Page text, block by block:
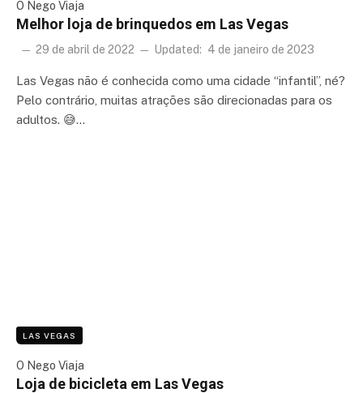
O Nego Viaja
Melhor loja de brinquedos em Las Vegas
29 de abril de 2022 Updated: 4 de janeiro de 2023
Las Vegas não é conhecida como uma cidade “infantil”, né?
Pelo contrário, muitas atrações são direcionadas para os
adultos. 😅…
LAS VEGAS
O Nego Viaja
Loja de bicicleta em Las Vegas